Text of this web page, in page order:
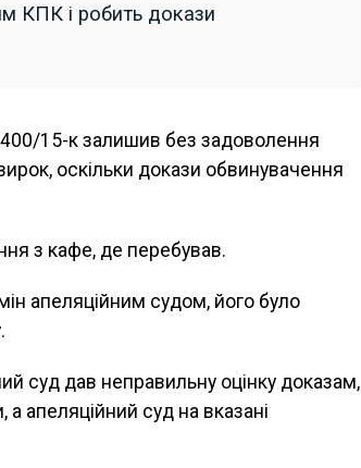
КПК і робить докази
15-к залишив без задоволення
оскільки докази обвинувачення
з кафе, де перебував.
апеляційним судом, його було
суд дав неправильну оцінку доказам,
апеляційний суд на вказані